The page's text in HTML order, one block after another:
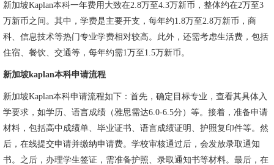
新加坡Kaplan本科一年费用大致在2.8万至4.3万新币，整体约在2万至3
万新币之间。其中，学费是主要开支，每年约1.8万至2.8万新币，商
科、信息技术等热门专业学费相对较高。此外，还需考虑生活费，包括
住宿、餐饮、交通等，每年约需1万至1.5万新币。
新加坡kaplan本科申请流程
新加坡Kaplan本科申请流程如下：首先，确定目标专业，查看其具体入
学要求，如学历、语言成绩（雅思需达6.0-6.5分）等。接着，准备申请
材料，包括高中成绩单、毕业证书、语言成绩证明、护照复印件等。然
后，在线提交申请并缴纳申请费。学校审核通过后，会发放录取通知
书。之后，办理学生签证，需准备护照、录取通知书等材料。最后，在